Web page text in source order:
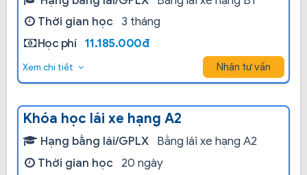
Thời gian học
3 tháng
Học phí
11.185.000đ
Xem chi tiết Nhận tư vấn
Khóa học lái xe hạng A2
Hạng bằng lái/GPLX
Bằng lái xe hạng A2
Thời gian học
20 ngày